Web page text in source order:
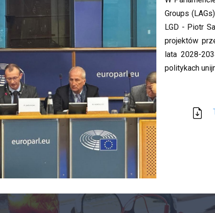
Groups
LGD - Piotr
projektów
lata 2028-
politykach